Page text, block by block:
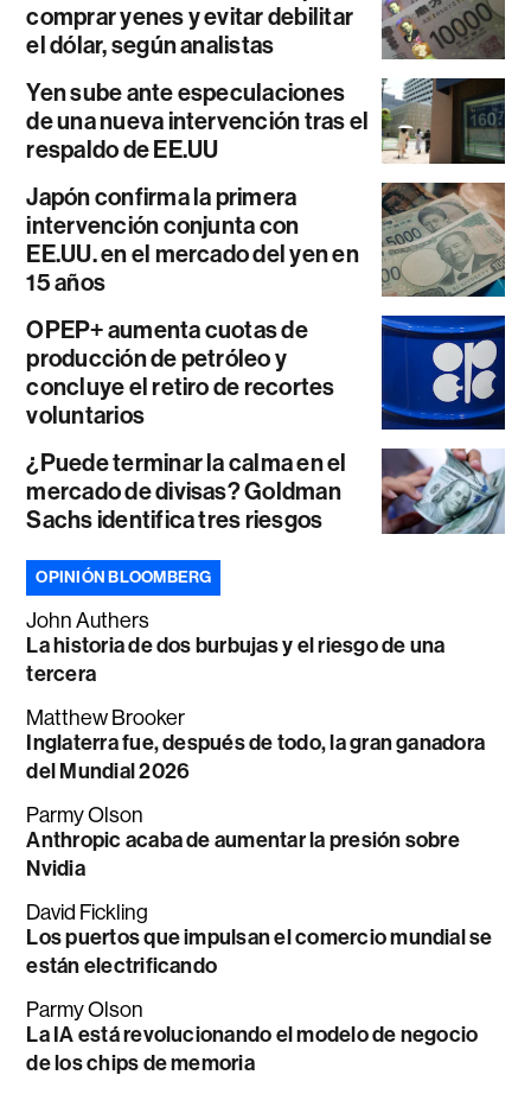
comprar yenes y evitar debilitar
el dólar, según analistas
Yen sube ante especulaciones
de una nueva intervención tras el
respaldo de EE.UU
Japón confirma la primera
intervención conjunta con
EE.UU. en el mercado del yen en
15 años
OPEP+ aumenta cuotas de
producción de petróleo y
concluye el retiro de recortes
voluntarios
¿Puede terminar la calma en el
mercado de divisas? Goldman
Sachs identifica tres riesgos
OPINIÓN BLOOMBERG
John Authers
La historia de dos burbujas y el riesgo de una
tercera
Matthew Brooker
Inglaterra fue, después de todo, la gran ganadora
del Mundial 2026
Parmy Olson
Anthropic acaba de aumentar la presión sobre
Nvidia
David Fickling
Los puertos que impulsan el comercio mundial se
están electrificando
Parmy Olson
La IA está revolucionando el modelo de negocio
de los chips de memoria